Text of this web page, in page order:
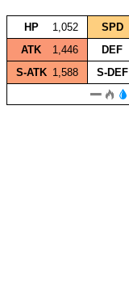
HP
1,052 SPD
ATK
1,446 DEF
S‑ATK 1,588 S‑DEF